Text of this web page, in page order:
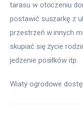
tarasu w otoczeniu
postawić suszarkę z
przestrzeń w innych
skupiać się życie
jedzenie posiłków itp.
Wiaty ogrodowe